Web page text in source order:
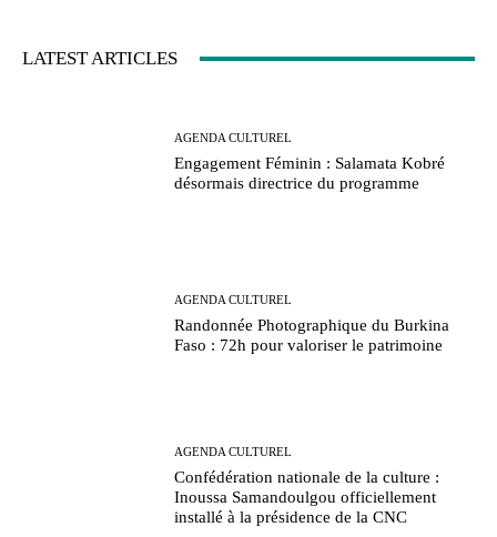
LATEST ARTICLES
AGENDA CULTUREL
Engagement Féminin : Salamata Kobré
désormais directrice du programme
AGENDA CULTUREL
Randonnée Photographique du Burkina
Faso : 72h pour valoriser le patrimoine
AGENDA CULTUREL
Confédération nationale de la culture :
Inoussa Samandoulgou officiellement
installé à la présidence de la CNC